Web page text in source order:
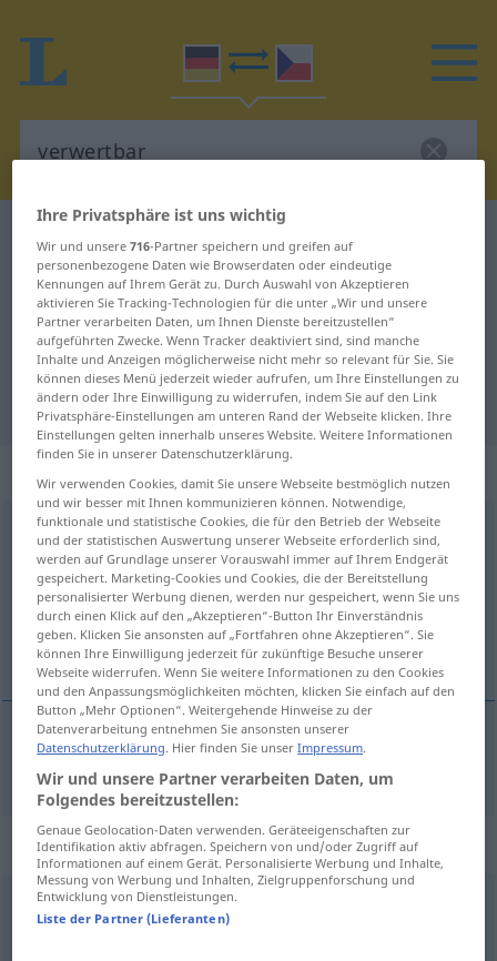
Deutsch-Tschechisch Übersetzung
für "verwertbar"
"verwertbar" Tschechisch
Übersetzung
„verwertbar“
verwertbar
Übersicht aller Übersetzungen
(Für mehr Details die Übersetzung anklicken/antippen)
zužitkovatelný
verwertbar
Synonyme für "verwertbar"
tauglich,verwendbar,anwendbar
Ihre Privatsphäre ist uns wichtig
Wir und unsere716-Partner speichern und greifen auf
personenbezogene Daten wie Browserdaten oder eindeutige
Kennungen auf Ihrem Gerät zu. Durch Auswahl von Akzeptieren
aktivieren Sie Tracking-Technologien für die unter „Wir und unsere
Partner verarbeiten Daten, um Ihnen Dienste bereitzustellen“
aufgeführten Zwecke. Wenn Tracker deaktiviert sind, sind manche
Inhalte und Anzeigen möglicherweise nicht mehr so relevant für Sie. Sie
können dieses Menü jederzeit wieder aufrufen, um Ihre Einstellungen zu
ändern oder Ihre Einwilligung zu widerrufen, indem Sie auf den Link
Privatsphäre-Einstellungen am unteren Rand der Webseite klicken. Ihre
Einstellungen gelten innerhalb unseres Website. Weitere Informationen
finden Sie in unserer Datenschutzerklärung.
Wir verwenden Cookies, damit Sie unsere Webseite bestmöglich nutzen
und wir besser mit Ihnen kommunizieren können. Notwendige,
funktionale und statistische Cookies, die für den Betrieb der Webseite
und der statistischen Auswertung unserer Webseite erforderlich sind,
werden auf Grundlage unserer Vorauswahl immer auf Ihrem Endgerät
gespeichert. Marketing-Cookies und Cookies, die der Bereitstellung
personalisierter Werbung dienen, werden nur gespeichert, wenn Sie uns
durch einen Klick auf den „Akzeptieren“-Button Ihr Einverständnis
geben. Klicken Sie ansonsten auf „Fortfahren ohne Akzeptieren“. Sie
können Ihre Einwilligung jederzeit für zukünftige Besuche unserer
Webseite widerrufen. Wenn Sie weitere Informationen zu den Cookies
und den Anpassungsmöglichkeiten möchten, klicken Sie einfach auf den
Button „Mehr Optionen“. Weitergehende Hinweise zu der
Datenverarbeitung entnehmen Sie ansonsten unserer
Datenschutzerklärung. Hier finden Sie unserImpressum.
Wir und unsere Partner verarbeiten Daten, um
Folgendes bereitzustellen:
Genaue Geolocation-Daten verwenden. Geräteeigenschaften zur
Identifikation aktiv abfragen. Speichern von und/oder Zugriff auf
Informationen auf einem Gerät. Personalisierte Werbung und Inhalte,
Messung von Werbung und Inhalten, Zielgruppenforschung und
Entwicklung von Dienstleistungen.
Liste der Partner (Lieferanten)